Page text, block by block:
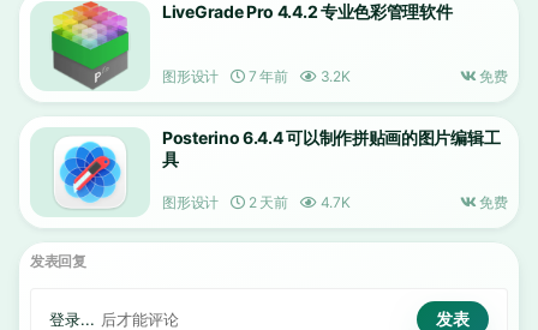
LiveGrade Pro 4.4.2 专业色彩管理软件
图形设计 7 年前 3.2K 免费
Posterino 6.4.4 可以制作拼贴画的图片编辑工
具
图形设计 2 天前 4.7K 免费
发表回复
登录... 后才能评论